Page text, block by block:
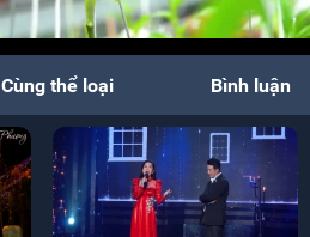
Cùng thể loại Bình luận